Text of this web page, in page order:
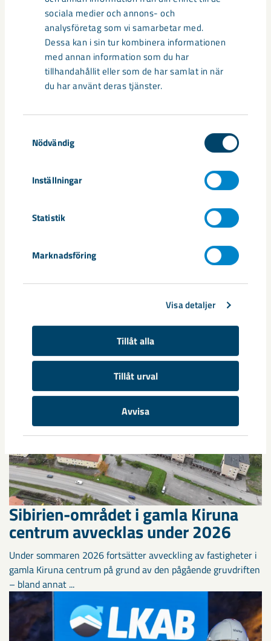
sociala medier och annons- och
analysföretag som vi samarbetar med.
Dessa kan i sin tur kombinera informationen
med annan information som du har
tillhandahållit eller som de har samlat in när
du har använt deras tjänster.
Nödvändig
Inställningar
Statistik
Marknadsföring
Visa detaljer
Tillåt alla
Tillåt urval
Avvisa
personer i lokalen. Dessutom har alla ledarutbildningar ställts
in. Och så tävlingarna då. – Framöver hoppas vi kunna
anordna digitala tävlingar tillsammans med andra klubbar i
Norrbotten, där alla tävlar var för sig i egna hallar men mot
varandra. Vi tror att det är viktigt att få tävla, säger Marina
Taggar
Relaterat innehåll
Sibirien-området i gamla Kiruna
centrum avvecklas under 2026
Under sommaren 2026 fortsätter avveckling av fastigheter i
gamla Kiruna centrum på grund av den pågående gruvdriften
– bland annat ...